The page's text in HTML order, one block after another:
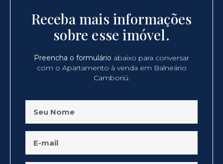
Receba mais informações
sobre esse imóvel.
Preencha o formulário abaixo para conversar
com o Apartamento à venda em Balneário
Camboriú.